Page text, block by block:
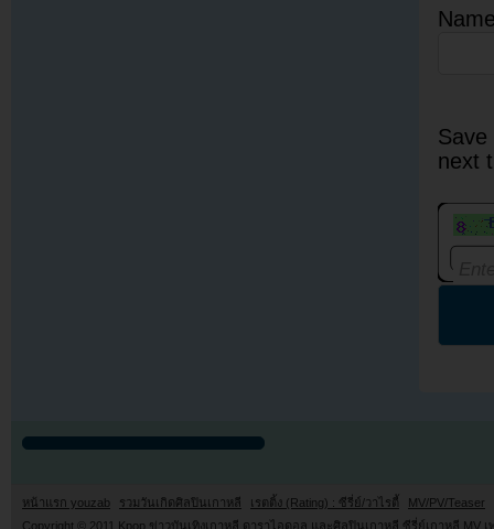
next
หน้าแรก youzab รวมวันเกิดศิลปินเกาหลี เรตติ้ง (Rating) : ซีรี่ย์/วาไรตี้
MV/PV/Teaser
Copyright © 2011 Kpop ข่าวบันเทิงเกาหลี ดาราไอดอล และศิลปินเกาหลี ซีรี่ย์เกาหลี MV